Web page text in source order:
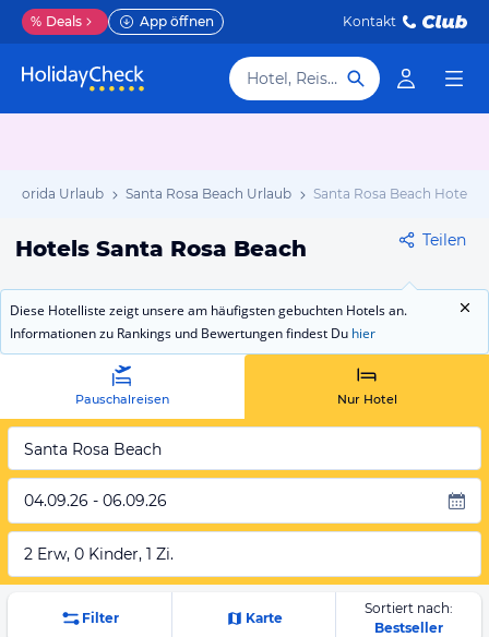
% Deals App öffnen Kontakt
Hotel, Reiseziel
Florida Urlaub Santa Rosa Beach Urlaub Santa Rosa Beach Hotels
Hotels Santa Rosa Beach Teilen
Diese Hotelliste zeigt unsere am häufigsten gebuchten Hotels an.
Informationen zu Rankings und Bewertungen findest Du hier
Pauschalreisen Nur Hotel
Santa Rosa Beach
04.09.26 - 06.09.26
2 Erw, 0 Kinder, 1 Zi.
Filter Karte
Sortiert nach:
Bestseller